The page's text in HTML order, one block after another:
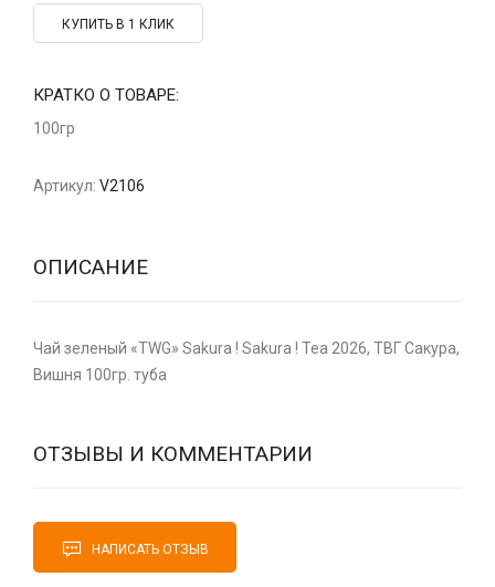
КУПИТЬ В 1 КЛИК
КРАТКО О ТОВАРЕ:
100гр
Артикул: V2106
ОПИСАНИЕ
Чай зеленый «TWG» Sakura ! Sakura ! Tea 2026, ТВГ Сакура,
Вишня 100гр. туба
ОТЗЫВЫ И КОММЕНТАРИИ
НАПИСАТЬ ОТЗЫВ